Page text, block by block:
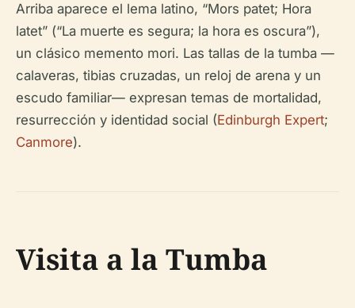
Arriba aparece el lema latino, “Mors patet; Hora
latet” (“La muerte es segura; la hora es oscura”),
un clásico memento mori. Las tallas de la tumba —
calaveras, tibias cruzadas, un reloj de arena y un
escudo familiar— expresan temas de mortalidad,
resurrección y identidad social (Edinburgh Expert;
Canmore).
Visita a la Tumba